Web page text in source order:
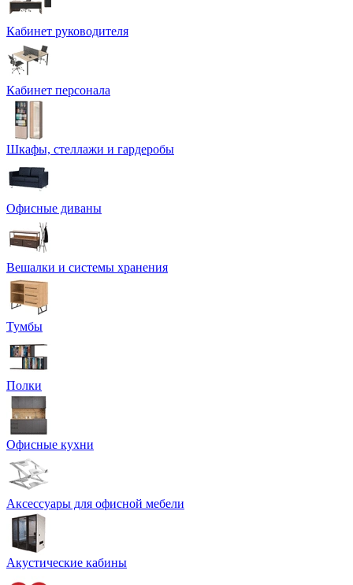
Кабинет руководителя
Кабинет персонала
Шкафы, стеллажи и гардеробы
Офисные диваны
Вешалки и системы хранения
Тумбы
Полки
Офисные кухни
Аксессуары для офисной мебели
Акустические кабины